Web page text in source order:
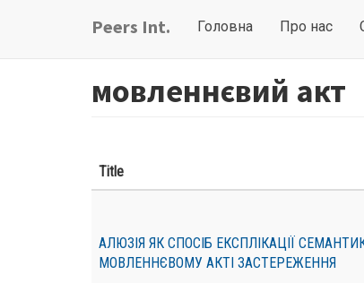
Peers Int.
Main
Головна Про нас
User
menu
мовленнєвий акт
Title
АЛЮЗІЯ ЯК СПОСІБ ЕКСПЛІКАЦІЇ
МОВЛЕННЄВОМУ АКТІ ЗАСТЕРЕЖЕННЯ